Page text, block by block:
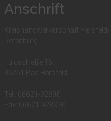
Anschrift
Kreishandwerkerschaft Hersfeld-
Rotenburg
Fuldastraße 16
36251 Bad Hersfeld
Tel.: 06621-92890
Fax: 06621-928920